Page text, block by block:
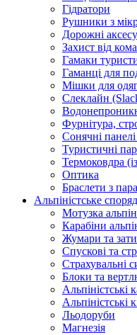
Гідратори
Рушники з
Дорожні
Захист від
Гамаки
Гаманці для
Мішки для
Слеклайн
Фурнітура,
Сонячні
Туристичні
Термоковдра
Оптика
Браслети з
Альпіністське
Мотузка
Карабіни
Жумари та
Спускові та
Страхувальні
Блоки та
Альпіністські
Альпіністські
Льодоруби
Магнезія